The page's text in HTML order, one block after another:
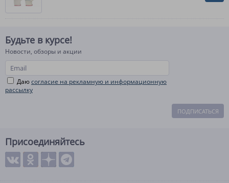
Будьте в курсе!
Новости, обзоры и акции
Даюсогласие на рекламную и информационную
рассылку
ПОДПИСАТЬСЯ
Присоединяйтесь